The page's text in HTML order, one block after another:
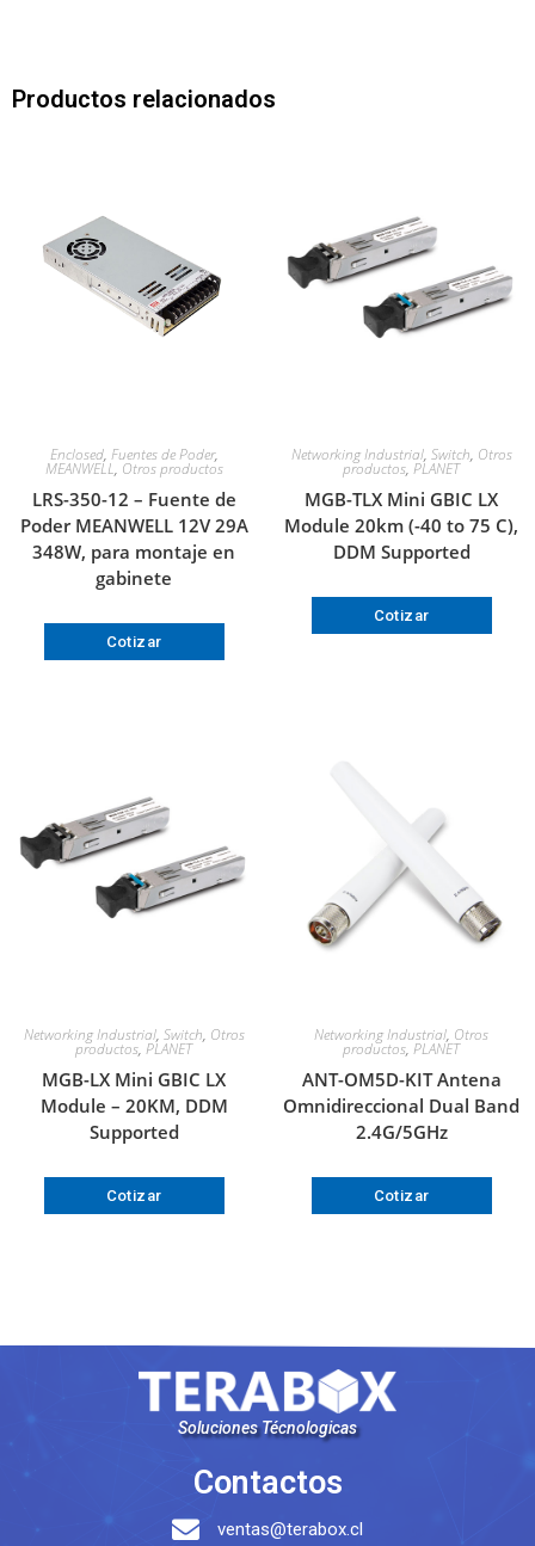
Productos relacionados
Enclosed, Fuentes de Poder,
MEANWELL, Otros productos
LRS-350-12 – Fuente de
Poder MEANWELL 12V 29A
348W, para montaje en
gabinete
Cotizar
Networking Industrial, Switch, Otros
productos, PLANET
MGB-TLX Mini GBIC LX
Module 20km (-40 to 75 C),
DDM Supported
Cotizar
Networking Industrial, Switch, Otros
productos, PLANET
MGB-LX Mini GBIC LX
Module – 20KM, DDM
Supported
Cotizar
Networking Industrial, Otros
productos, PLANET
ANT-OM5D-KIT Antena
Omnidireccional Dual Band
2.4G/5GHz
Cotizar
Soluciones Técnologicas
Contactos
ventas@terabox.cl